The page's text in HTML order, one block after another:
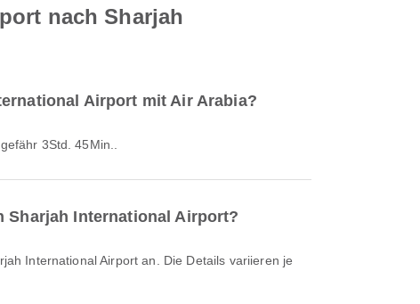
nach Sharjah
Airport mit Air Arabia?
3Std. 45Min..
Sharjah International Airport?